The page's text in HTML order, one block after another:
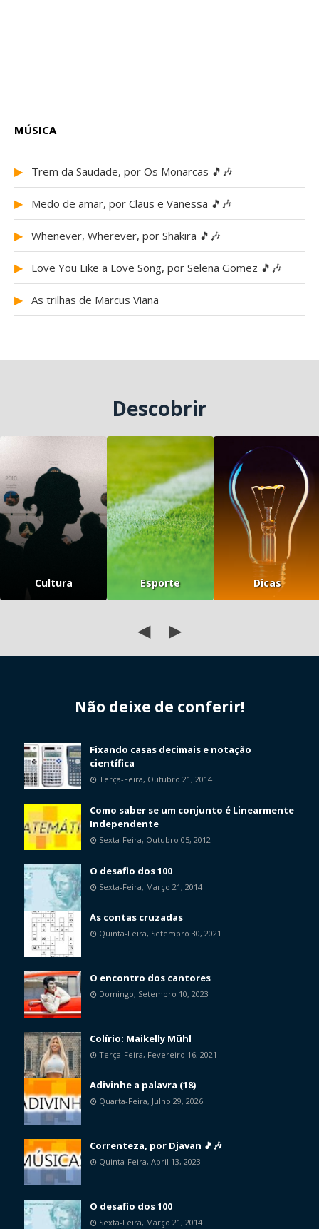
MÚSICA
▶ Trem da Saudade, por Os Monarcas 🎵🎶
▶ Medo de amar, por Claus e Vanessa 🎵🎶
▶ Whenever, Wherever, por Shakira 🎵🎶
▶ Love You Like a Love Song, por Selena Gomez 🎵🎶
▶ As trilhas de Marcus Viana
Descobrir
Cultura Esporte Dicas
◀ ▶
Não deixe de conferir!
Fixando casas decimais e notação
científica
Terça-Feira, Outubro 21, 2014
Como saber se um conjunto é Linearmente
Independente
Sexta-Feira, Outubro 05, 2012
O desafio dos 100
Sexta-Feira, Março 21, 2014
As contas cruzadas
Quinta-Feira, Setembro 30, 2021
O encontro dos cantores
Domingo, Setembro 10, 2023
Colírio: Maikelly Mühl
Terça-Feira, Fevereiro 16, 2021
Adivinhe a palavra (18)
Quarta-Feira, Julho 29, 2026
Correnteza, por Djavan 🎵🎶
Quinta-Feira, Abril 13, 2023
O desafio dos 100
Sexta-Feira, Março 21, 2014